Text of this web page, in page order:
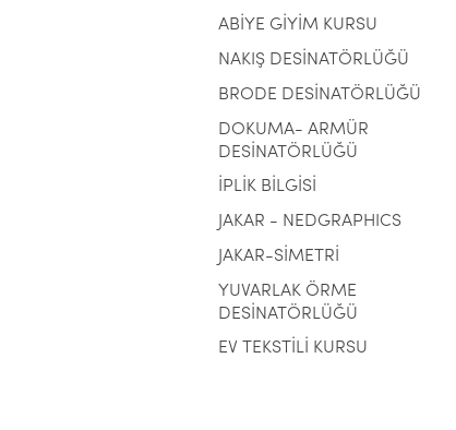
ABİYE GİYİM KURSU
NAKIŞ DESİNATÖRLÜĞÜ
BRODE DESİNATÖRLÜĞÜ
DOKUMA- ARMÜR
DESİNATÖRLÜĞÜ
İPLİK BİLGİSİ
JAKAR - NEDGRAPHICS
JAKAR-SİMETRİ
YUVARLAK ÖRME
DESİNATÖRLÜĞÜ
EV TEKSTİLİ KURSU